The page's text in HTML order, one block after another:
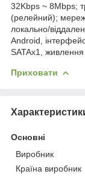
32Kbps ~ 8Mbps;
(релейний);
локально/
Android,
SATAx1,
Приховати
Основні
Виробник
Країна виробник